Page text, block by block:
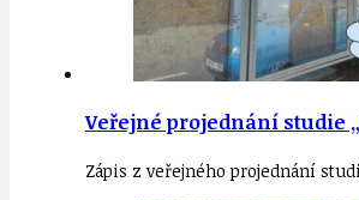
Veřejné projednání studie
Zápis z veřejného projednání